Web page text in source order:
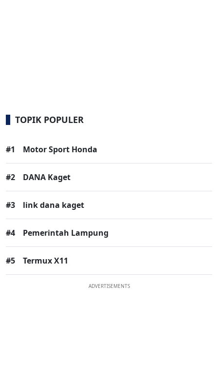
TOPIK POPULER
#1 Motor Sport Honda
#2 DANA Kaget
#3 link dana kaget
#4 Pemerintah Lampung
#5 Termux X11
ADVERTISEMENTS